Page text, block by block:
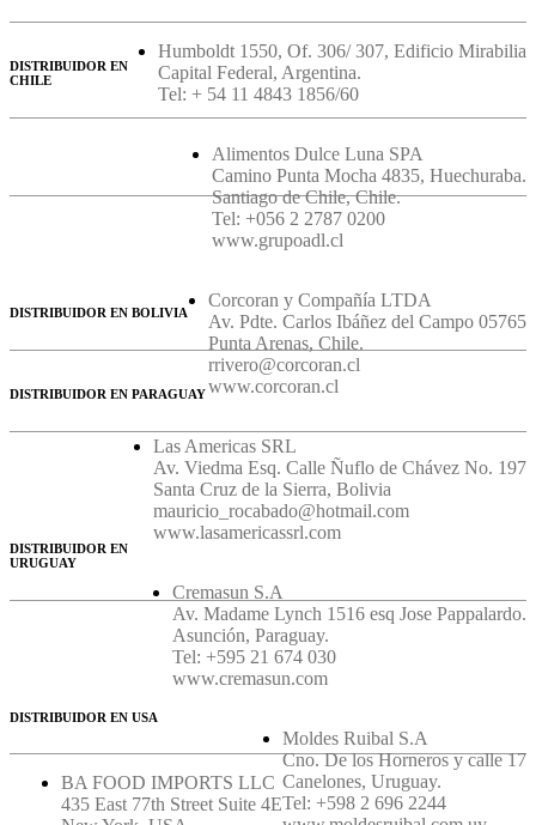
Humboldt 1550, Of. 306/ 307, Edificio Mirabilia
Capital Federal, Argentina.
Tel: + 54 11 4843 1856/60
DISTRIBUIDOR EN
CHILE
Alimentos Dulce Luna SPA
Camino Punta Mocha 4835, Huechuraba.
Santiago de Chile, Chile.
Tel: +056 2 2787 0200
www.grupoadl.cl
Corcoran y Compañía LTDA
Av. Pdte. Carlos Ibáñez del Campo 05765
Punta Arenas, Chile.
rrivero@corcoran.cl
www.corcoran.cl
DISTRIBUIDOR EN BOLIVIA
Las Americas SRL
Av. Viedma Esq. Calle Ñuflo de Chávez No. 197
Santa Cruz de la Sierra, Bolivia
mauricio_rocabado@hotmail.com
www.lasamericassrl.com
DISTRIBUIDOR EN PARAGUAY
Cremasun S.A
Av. Madame Lynch 1516 esq Jose Pappalardo.
Asunción, Paraguay.
Tel: +595 21 674 030
www.cremasun.com
DISTRIBUIDOR EN
URUGUAY
Moldes Ruibal S.A
Cno. De los Horneros y calle 17
Canelones, Uruguay.
Tel: +598 2 696 2244
DISTRIBUIDOR EN USA
BA FOOD IMPORTS LLC
435 East 77th Street Suite 4E